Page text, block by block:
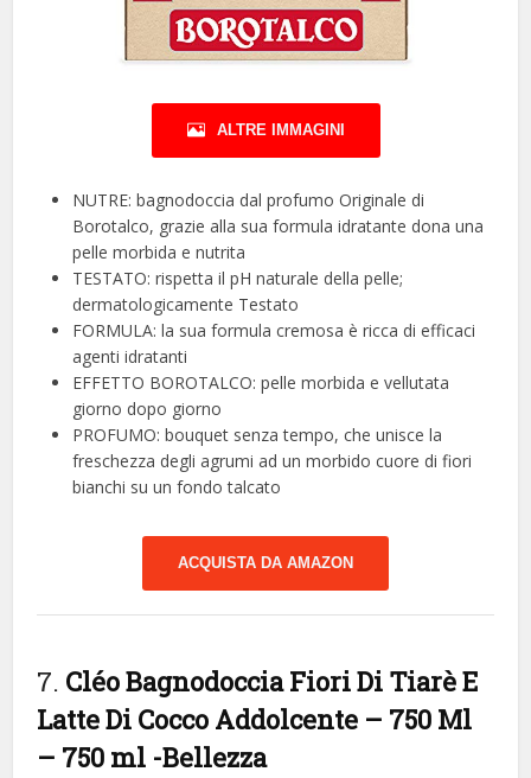
ALTRE IMMAGINI
NUTRE: bagnodoccia dal profumo Originale di
Borotalco, grazie alla sua formula idratante dona una
pelle morbida e nutrita
TESTATO: rispetta il pH naturale della pelle;
dermatologicamente Testato
FORMULA: la sua formula cremosa è ricca di efficaci
agenti idratanti
EFFETTO BOROTALCO: pelle morbida e vellutata
giorno dopo giorno
PROFUMO: bouquet senza tempo, che unisce la
freschezza degli agrumi ad un morbido cuore di fiori
bianchi su un fondo talcato
ACQUISTA DA AMAZON
7. Cléo Bagnodoccia Fiori Di Tiarè E
Latte Di Cocco Addolcente – 750 Ml
– 750 ml -Bellezza